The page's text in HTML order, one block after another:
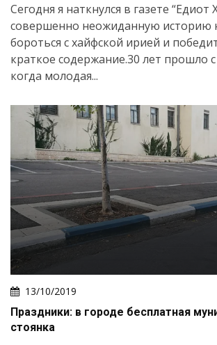
Сегодня я наткнулся в газете “Едиот
совершенно неожиданную историю
бороться с хайфской ирией и
краткое содержание.30 лет прошло
когда молодая...
13/10/2019
Праздники: в городе бесплатная
стоянка